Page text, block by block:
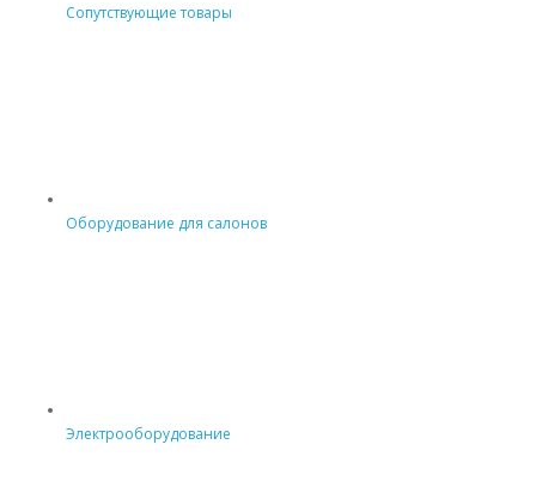
Сопутствующие товары
Оборудование для салонов
Электрооборудование